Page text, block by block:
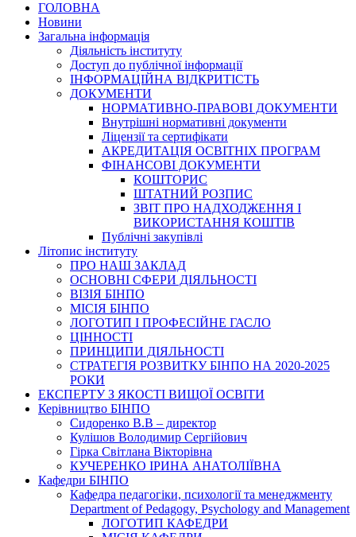
ГОЛОВНА
Новини
Загальна інформація
Діяльність інституту
Доступ до публічної інформації
ІНФОРМАЦІЙНА ВІДКРИТІСТЬ
ДОКУМЕНТИ
НОРМАТИВНО-ПРАВОВІ ДОКУМЕНТИ
Внутрішні нормативні документи
Ліцензії та сертифікати
АКРЕДИТАЦІЯ ОСВІТНІХ ПРОГРАМ
ФІНАНСОВІ ДОКУМЕНТИ
КОШТОРИС
ШТАТНИЙ РОЗПИС
ЗВІТ ПРО НАДХОДЖЕННЯ І
ВИКОРИСТАННЯ КОШТІВ
Публічні закупівлі
Літопис інституту
ПРО НАШ ЗАКЛАД
ОСНОВНІ СФЕРИ ДІЯЛЬНОСТІ
ВІЗІЯ БІНПО
МІСІЯ БІНПО
ЛОГОТИП І ПРОФЕСІЙНЕ ГАСЛО
ЦІННОСТІ
ПРИНЦИПИ ДІЯЛЬНОСТІ
СТРАТЕГІЯ РОЗВИТКУ БІНПО НА 2020-2025
РОКИ
ЕКСПЕРТУ З ЯКОСТІ ВИЩОЇ ОСВІТИ
Керівництво БІНПО
Сидоренко В.В – директор
Кулішов Володимир Сергійович
Гірка Світлана Вікторівна
КУЧЕРЕНКО ІРИНА АНАТОЛІЇВНА
Кафедри БІНПО
Кафедра педагогіки, психології та менеджменту
Department of Pedagogy, Psychology and Management
ЛОГОТИП КАФЕДРИ